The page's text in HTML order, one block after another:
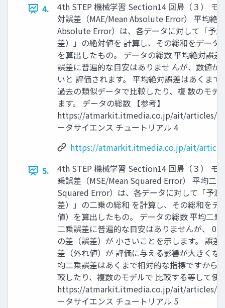
4.
4th STEP 機械学習 Section14 回帰（３） モ
対誤差（MAE/Mean Absolute Error） 平均絶
Absolute Error）は、各データに対して「予
差）」の絶対値を 計算し、その総和をデータ
を算出したもの。 データの総数 平均絶対誤
誤差に普遍的な目安はありませ んが、数値が
いと 評価されます。 平均絶対誤差はあくま
過去の類似データで比較したり、複 数のモデ
ます。 データの総数 【参考】
https://atmarkit.itmedia.co.jp/ait/articles/
ータサイエンス チュートリアル 4
https://atmarkit.itmedia.co.jp/ait/
5.
4th STEP 機械学習 Section14 回帰（３） モ
乗誤差（MSE/Mean Squared Error） 平均二
Squared Error）は、各データに対して「予
差）」の二乗の総和 を計算し、その総和をデ
値）を算出したもの。 データの総数 平均二
二乗誤差に普遍的な目安はありませんが、 0
の差（誤差）が 小さいことを示します。 誤
差（外れ値）が 評価に与える影響が大きくな
均二乗誤差はあくまで相対的な指標ですから
較したり、複数のモデルで 比較する等して使
https://atmarkit.itmedia.co.jp/ait/articles/
ータサイエンス チュートリアル 5